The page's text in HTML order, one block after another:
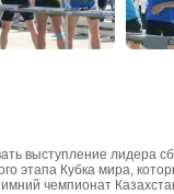
выступление лидера
этапа Кубка мира,
чемпионат